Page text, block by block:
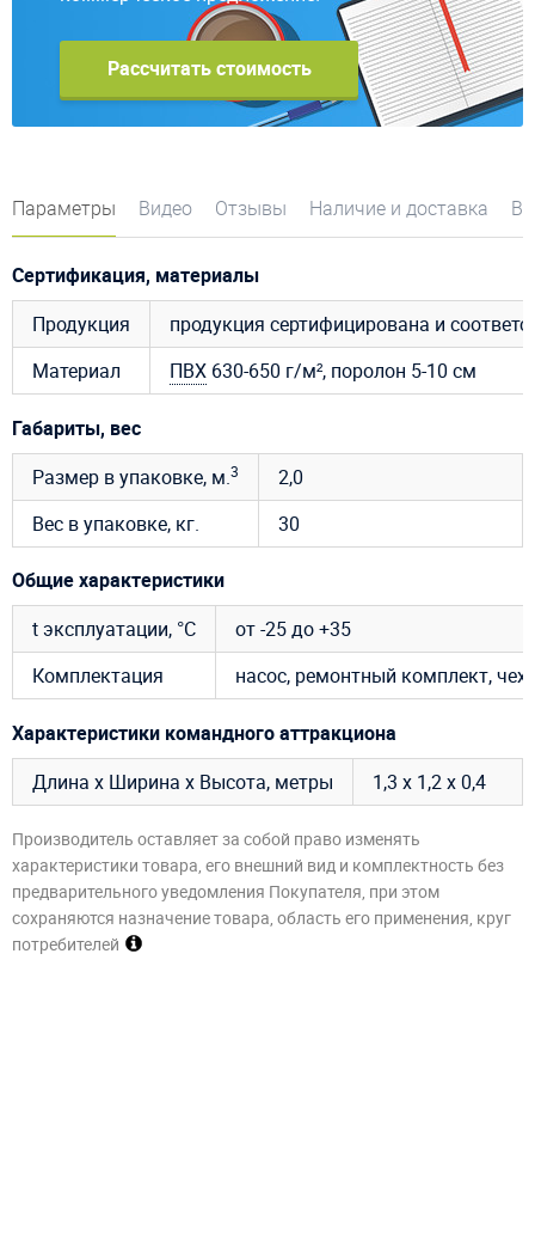
Рассчитать стоимость
Параметры Видео Отзывы Наличие и доставка
Сертификация, материалы
Продукция
продукция сертифицирована и
Материал
ПВХ 630-650 г/м², поролон 5-10 см
Габариты, вес
Размер в упаковке, м.3
2,0
Вес в упаковке, кг.
30
Общие характеристики
t эксплуатации, °C
от -25 до +35
Комплектация
насос, ремонтный комплект,
Характеристики командного аттракциона
Длина х Ширина х Высота, метры
1,3 х 1,2 х 0,4
Производитель оставляет за собой право изменять
характеристики товара, его внешний вид и комплектность без
предварительного уведомления Покупателя, при этом
сохраняются назначение товара, область его применения, круг
потребителей